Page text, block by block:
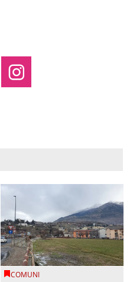
COMUNI